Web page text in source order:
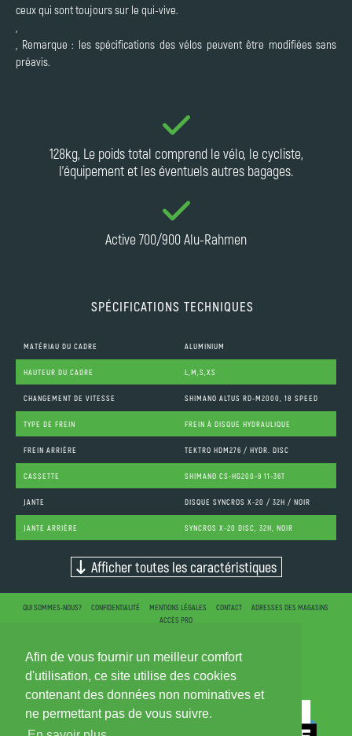
Afin de vous fournir un meilleur comfort
d'utilisation, ce site utilise des cookies
contenant des données non nominatives et
ne permettant pas de vous suivre.
ceux qui sont toujours sur le qui-vive.
, Remarque : les spécifications des vélos peuvent être modifiées sans
préavis.
128kg, Le poids total comprend le vélo, le cycliste,
l'équipement et les éventuels autres bagages.
Active 700/900 Alu-Rahmen
SPÉCIFICATIONS TECHNIQUES
MATÉRIAU DU CADRE ALUMINIUM
HAUTEUR DU CADRE L,M,S,XS
CHANGEMENT DE VITESSE SHIMANO ALTUS RD-M2000, 18 SPEED
TYPE DE FREIN FREIN À DISQUE HYDRAULIQUE
FREIN ARRIÈRE TEKTRO HDM276 / HYDR. DISC
CASSETTE SHIMANO CS-HG200-9 11-36T
JANTE DISQUE SYNCROS X-20 / 32H / NOIR
JANTE ARRIÈRE SYNCROS X-20 DISC, 32H, NOIR
Afficher toutes les caractéristiques
QUI SOMMES-NOUS? CONFIDENTIALITÉ MENTIONS LÉGALES CONTACT
ADRESSES DES MAGASINS
ACCÈS PRO